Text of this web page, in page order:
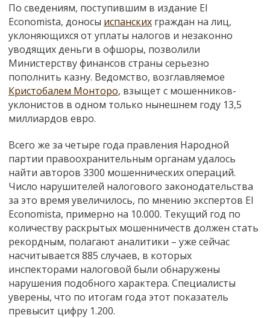
По сведениям, поступившим в издание El
Economista, доносы испанских граждан на лиц,
уклоняющихся от уплаты налогов и незаконно
уводящих деньги в офшоры, позволили
Министерству финансов страны серьезно
пополнить казну. Ведомство, возглавляемое
Кристобалем Монторо, взыщет с мошенников-
уклонистов в одном только нынешнем году 13,5
миллиардов евро.
Всего же за четыре года правления Народной
партии правоохранительным органам удалось
найти авторов 3300 мошеннических операций.
Число нарушителей налогового законодательства
за это время увеличилось, по мнению экспертов El
Economista, примерно на 10.000. Текущий год по
количеству раскрытых мошенничеств должен стать
рекордным, полагают аналитики – уже сейчас
насчитывается 885 случаев, в которых
инспекторами налоговой были обнаружены
нарушения подобного характера. Специалисты
уверены, что по итогам года этот показатель
превысит цифру 1.200.